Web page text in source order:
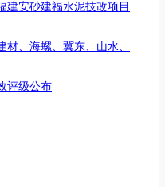
建安砂建福水泥技改项目
、海螺、冀东、山水、
评级公布